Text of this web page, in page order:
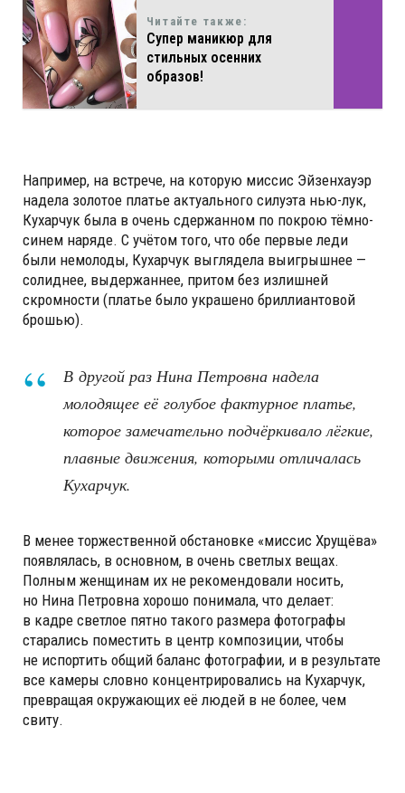
Читайте также:
Супер маникюр для
стильных осенних
образов!
Например, на встрече, на которую миссис Эйзенхауэр
надела золотое платье актуального силуэта нью-лук,
Кухарчук была в очень сдержанном по покрою тёмно-
синем наряде. С учётом того, что обе первые леди
были немолоды, Кухарчук выглядела выигрышнее —
солиднее, выдержаннее, притом без излишней
скромности (платье было украшено бриллиантовой
брошью).
В другой раз Нина Петровна надела
молодящее её голубое фактурное платье,
которое замечательно подчёркивало лёгкие,
плавные движения, которыми отличалась
Кухарчук.
В менее торжественной обстановке «миссис Хрущёва»
появлялась, в основном, в очень светлых вещах.
Полным женщинам их не рекомендовали носить,
но Нина Петровна хорошо понимала, что делает:
в кадре светлое пятно такого размера фотографы
старались поместить в центр композиции, чтобы
не испортить общий баланс фотографии, и в результате
все камеры словно концентрировались на Кухарчук,
превращая окружающих её людей в не более, чем
свиту.